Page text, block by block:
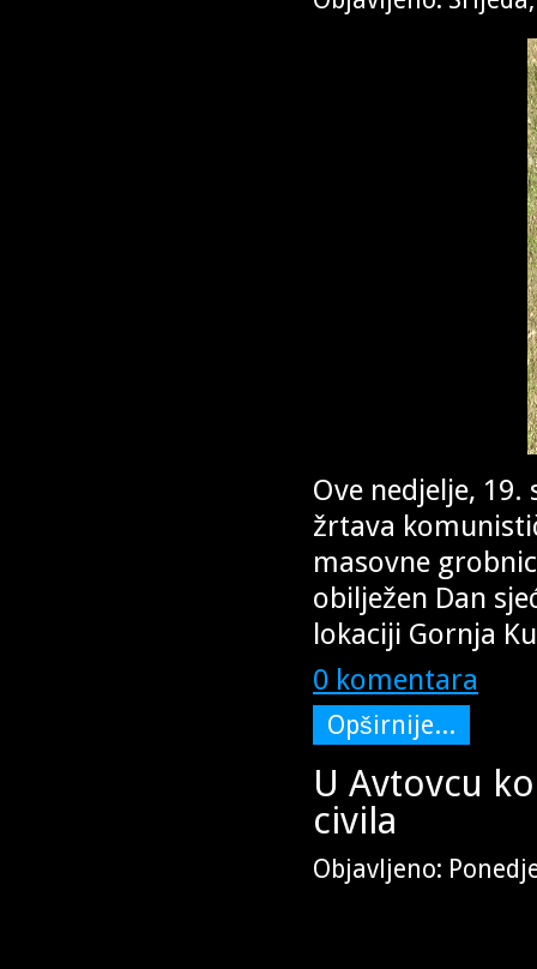
Ove nedjelje,
žrtava
masovne
obilježen Dan
lokaciji Gornja
0 komentara
Opširnije...
U Avtovcu
civila
Objavljeno: